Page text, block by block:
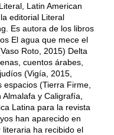
Latin American
editorial Literal
Es autora de los libros
El agua que mece el
Roto, 2015) Delta
cuentos árabes,
(Vigía, 2015,
(Tierra Firme,
y Caligrafía,
Latina para la revista
han aparecido en
ha recibido el